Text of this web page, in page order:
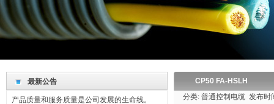
最新公告
产品的不断创新是持续发展的轨迹和标志。
产品质量和服务质量是公司发展的生命线。
CP50 FA-HSLH
分类: 普通控制电缆 发布